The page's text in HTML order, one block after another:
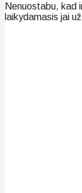
Nenuostabu, kad
laikydamasis jai